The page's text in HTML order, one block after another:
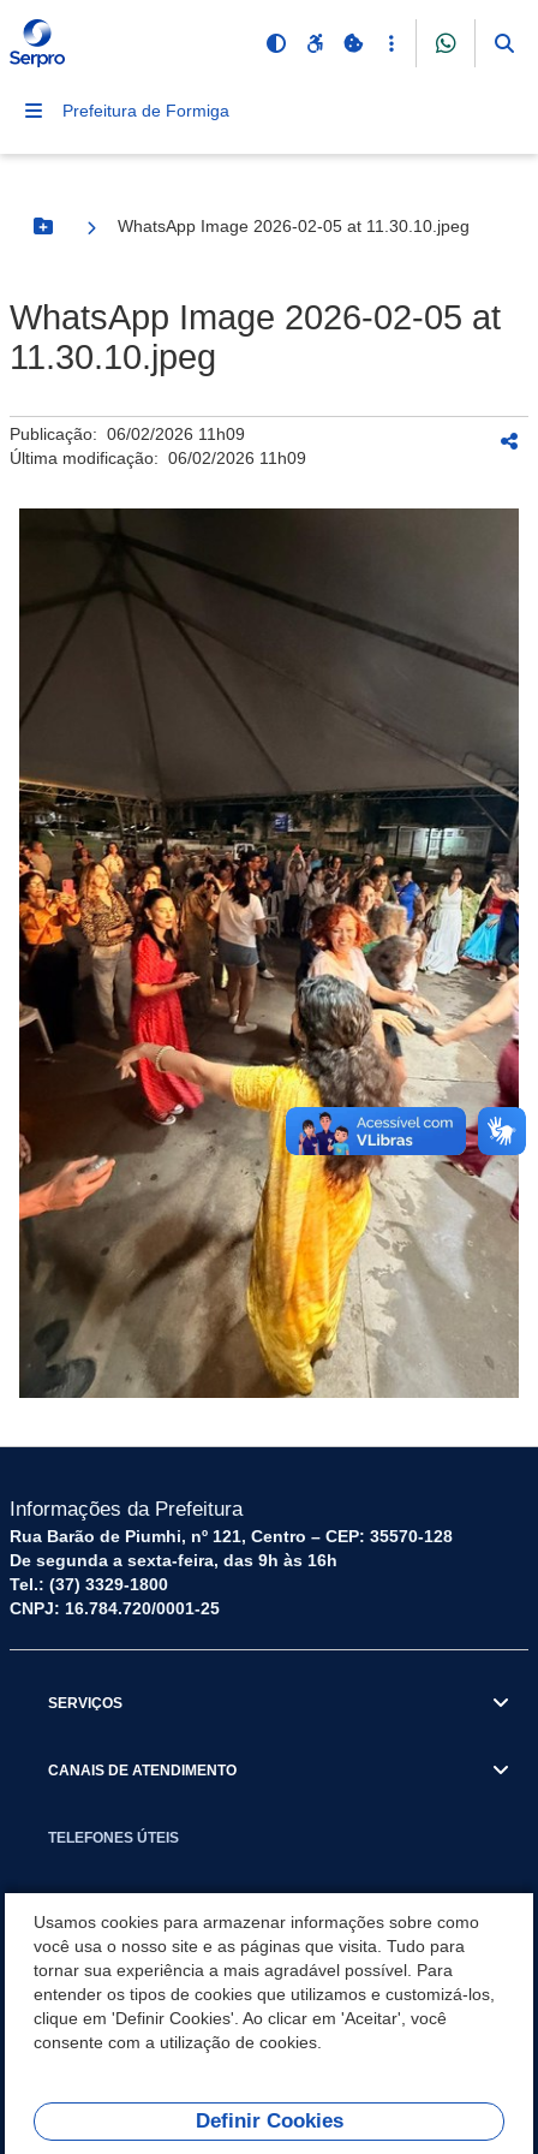
Prefeitura de Formiga
Botão Menu
WhatsApp Image 2026-02-05 at 11.30.10.jpeg
WhatsApp Image 2026-02-05 at
11.30.10.jpeg
Publicação: 06/02/2026 11h09
Última modificação: 06/02/2026 11h09
Informações da Prefeitura
Rua Barão de Piumhi, nº 121, Centro – CEP: 35570-128
De segunda a sexta-feira, das 9h às 16h
Tel.: (37) 3329-1800
CNPJ: 16.784.720/0001-25
SERVIÇOS
CANAIS DE ATENDIMENTO
TELEFONES ÚTEIS
NOTÍCIAS
APLICATIVO
REDES SOCIAIS
Usamos cookies para armazenar informações sobre como
você usa o nosso site e as páginas que visita. Tudo para
tornar sua experiência a mais agradável possível. Para
entender os tipos de cookies que utilizamos e customizá-los,
clique em 'Definir Cookies'. Ao clicar em 'Aceitar', você
consente com a utilização de cookies.
Definir Cookies